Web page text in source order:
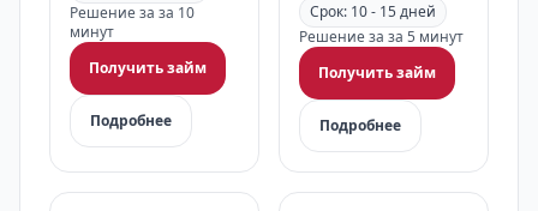
Решение за за 10
минут
Получить займ
Подробнее
Срок: 10 - 15 дней
Решение за за 5 минут
Получить займ
Подробнее